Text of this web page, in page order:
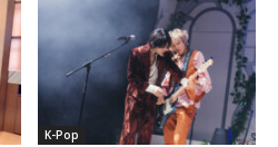
K-Pop